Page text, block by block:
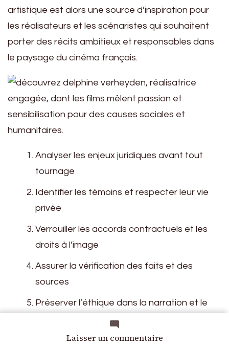
Laisser un commentairesur
artistique est alors une source d’inspiration pour
les réalisateurs et les scénaristes qui souhaitent
porter des récits ambitieux et responsables dans
le paysage du cinéma français.
Analyser les enjeux juridiques avant tout
tournage
Identifier les témoins et respecter leur vie
privée
Verrouiller les accords contractuels et les
droits à l’image
Assurer la vérification des faits et des
sources
Préserver l’éthique dans la narration et le